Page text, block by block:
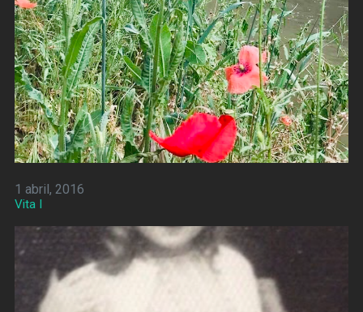
1 abril, 2016
Vita I